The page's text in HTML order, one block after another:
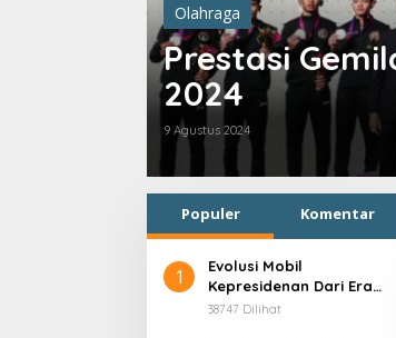
Olahraga
Prestasi
2024
9 Agustus 2024
Populer Komentar
1
Evolusi Mobil
Kepresidenan Dari Era
Soekarno
38747 Dilihat